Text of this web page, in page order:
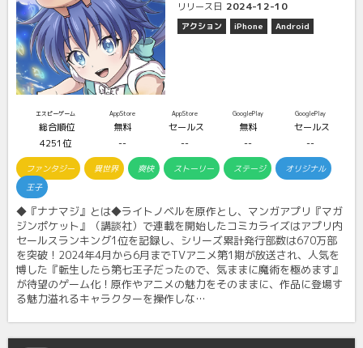
リリース日 2024-12-10
アクション iPhone Android
エスピーゲーム
総合順位
4251位
AppStore
無料
--
AppStore
セールス
--
GooglePlay
無料
--
GooglePlay
セールス
--
ファンタジー 異世界 爽快 ストーリー ステージ
オリジナル
王子
◆『ナナマジ』とは◆ライトノベルを原作とし、マンガアプリ『マガ
ジンポケット』（講談社）で連載を開始したコミカライズはアプリ内
セールスランキング1位を記録し、シリーズ累計発行部数は670万部
を突破！2024年4月から6月までTVアニメ第1期が放送され、人気を
博した『転生したら第七王子だったので、気ままに魔術を極めます』
が待望のゲーム化！原作やアニメの魅力をそのままに、作品に登場す
る魅力溢れるキャラクターを操作しな…